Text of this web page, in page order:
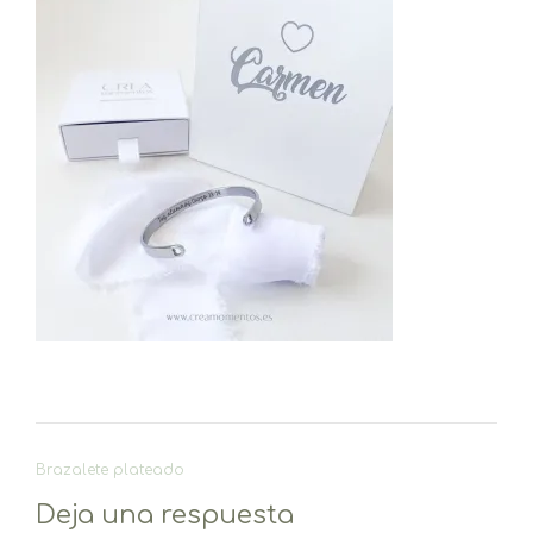
Navegación
entradas
Brazalete plateado
Deja una respuesta